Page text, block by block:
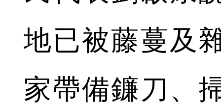
地已被藤蔓及
家帶備鐮刀、